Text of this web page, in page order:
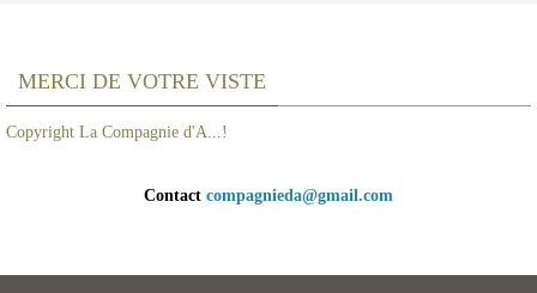
MERCI DE VOTRE VISTE
Copyright La Compagnie d'A...!
Contact compagnieda@gmail.com